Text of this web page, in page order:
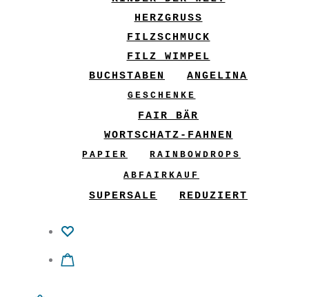
HERZGRUSS
FILZSCHMUCK
FILZ WIMPEL
BUCHSTABEN
ANGELINA
GESCHENKE
FAIR BÄR
WORTSCHATZ-FAHNEN
PAPIER
RAINBOWDROPS
ABFAIRKAUF
SUPERSALE REDUZIERT